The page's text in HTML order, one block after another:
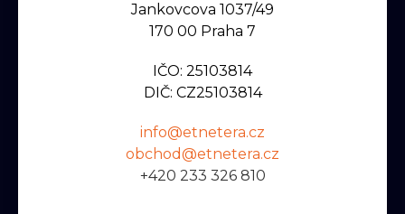
Jankovcova 1037/49
170 00 Praha 7
IČO: 25103814
DIČ: CZ25103814
info@etnetera.cz
obchod@etnetera.cz
+420 233 326 810